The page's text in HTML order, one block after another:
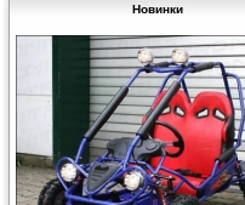
Новинки